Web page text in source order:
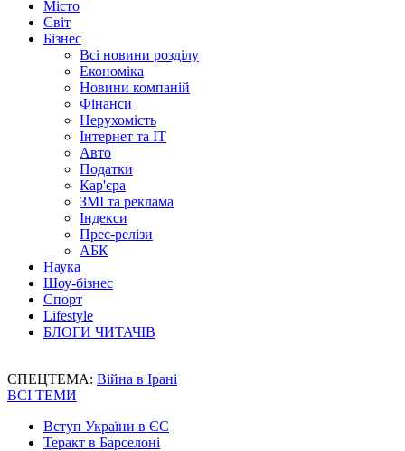
Місто
Світ
Бізнес
Всі новини розділу
Економіка
Новини компаній
Фінанси
Нерухомість
Інтернет та IT
Авто
Податки
Кар'єра
ЗМІ та реклама
Індекси
Прес-релізи
АБК
Наука
Шоу-бізнес
Спорт
Lifestyle
БЛОГИ ЧИТАЧІВ
СПЕЦТЕМА: Війна в Ірані
ВСІ ТЕМИ
Вступ України в ЄС
Теракт в Барселоні